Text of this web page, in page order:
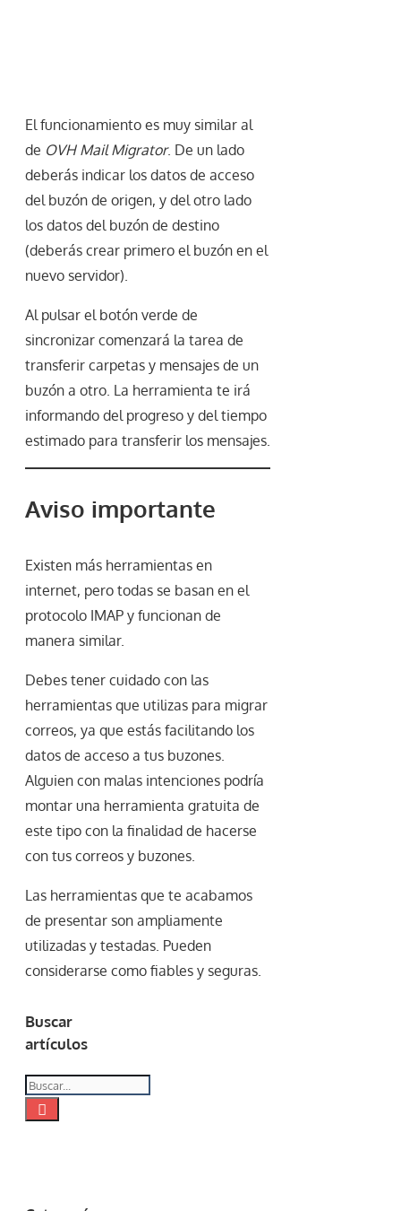
El funcionamiento es muy similar al
de OVH Mail Migrator. De un lado
deberás indicar los datos de acceso
del buzón de origen, y del otro lado
los datos del buzón de destino
(deberás crear primero el buzón en el
nuevo servidor).
Al pulsar el botón verde de
sincronizar comenzará la tarea de
transferir carpetas y mensajes de un
buzón a otro. La herramienta te irá
informando del progreso y del tiempo
estimado para transferir los mensajes.
Aviso importante
Existen más herramientas en
internet, pero todas se basan en el
protocolo IMAP y funcionan de
manera similar.
Debes tener cuidado con las
herramientas que utilizas para migrar
correos, ya que estás facilitando los
datos de acceso a tus buzones.
Alguien con malas intenciones podría
montar una herramienta gratuita de
este tipo con la finalidad de hacerse
con tus correos y buzones.
Las herramientas que te acabamos
de presentar son ampliamente
utilizadas y testadas. Pueden
considerarse como fiables y seguras.
Buscar
artículos
Buscar: